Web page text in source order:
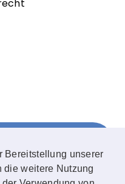
Bereitstellung unserer
die weitere Nutzung